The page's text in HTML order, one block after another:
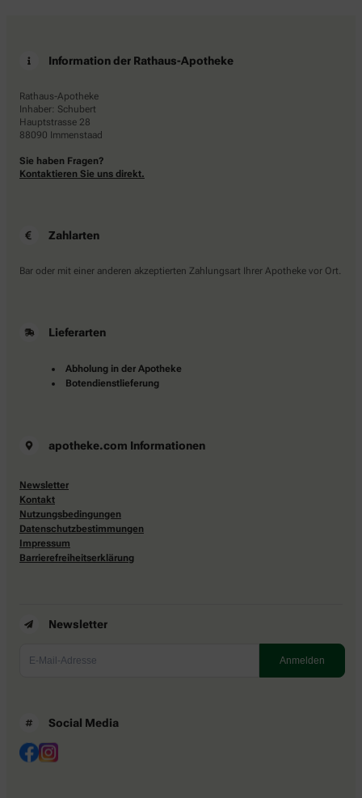
Information der Rathaus-Apotheke
Rathaus-Apotheke
Inhaber: Schubert
Hauptstrasse 28
88090 Immenstaad
Sie haben Fragen?
Kontaktieren Sie uns direkt.
Zahlarten
Bar oder mit einer anderen akzeptierten Zahlungsart Ihrer Apotheke vor Ort.
Lieferarten
Abholung in der Apotheke
Botendienstlieferung
apotheke.com Informationen
Newsletter
Kontakt
Nutzungsbedingungen
Datenschutzbestimmungen
Impressum
Barrierefreiheitserklärung
Newsletter
Social Media